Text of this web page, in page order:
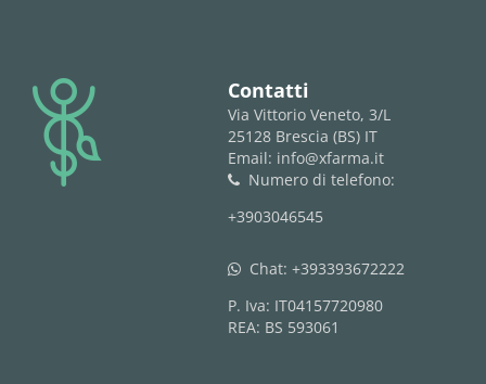
logo Contatti
Via Vittorio Veneto, 3/L
25128 Brescia (BS) IT
Email: info@xfarma.it
phone
Numero di telefono:
+3903046545
whatsapp Chat: +393393672222
P. Iva: IT04157720980
REA: BS 593061